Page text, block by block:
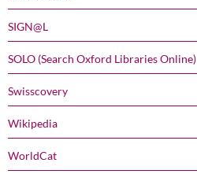
SIGN@L
SOLO (Search Oxford Libraries Online)
Swisscovery
Wikipedia
WorldCat